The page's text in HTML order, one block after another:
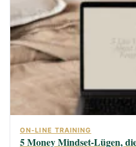
ON-LINE TRAINING
5 Money Mindset-Lügen,